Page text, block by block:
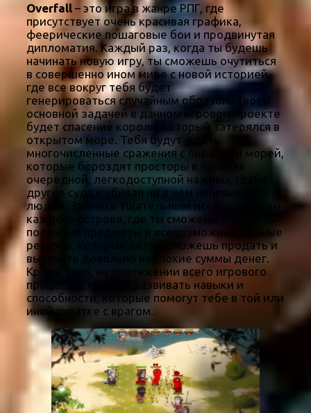
Overfall – это игра в жанре РПГ, где
присутствует очень красивая графика,
феерические пошаговые бои и продвинутая
дипломатия. Каждый раз, когда ты будешь
начинать новую игру, ты сможешь очутиться
в совершенно ином мире с новой историей,
где все вокруг тебя будет
генерироваться случайным образом. Твоей
основной задачей в данном игровом проекте
будет спасение короля, который затерялся в
открытом море. Тебя будут ждать
многочисленные сражения с пиратами морей,
которые бороздят просторы в поисках
очередной, легкодоступной наживы, грабя
другие суда и убивая ни в чем неповинных
людей. Займись тщательным исследованием
каждого острова, где ты сможешь находить
полезные предметы и всевозможные ценные
ресурсы, которые затем сможешь продать и
выручить довольно неплохие суммы денег.
Кроме того, на протяжении всего игрового
процесса старайся развивать навыки и
способности, которые помогут тебе в той или
иной схватке с врагом.